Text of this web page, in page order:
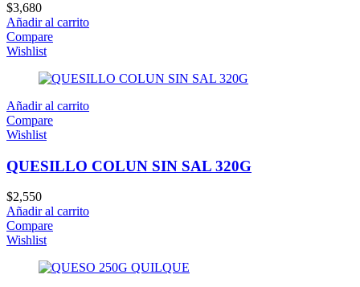
$3,680
Añadir al carrito
Compare
Wishlist
Añadir al carrito
Compare
Wishlist
QUESILLO COLUN SIN SAL 320G
$2,550
Añadir al carrito
Compare
Wishlist